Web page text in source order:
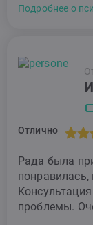
Подробнее о
Отлично
Рада была
проблемы.